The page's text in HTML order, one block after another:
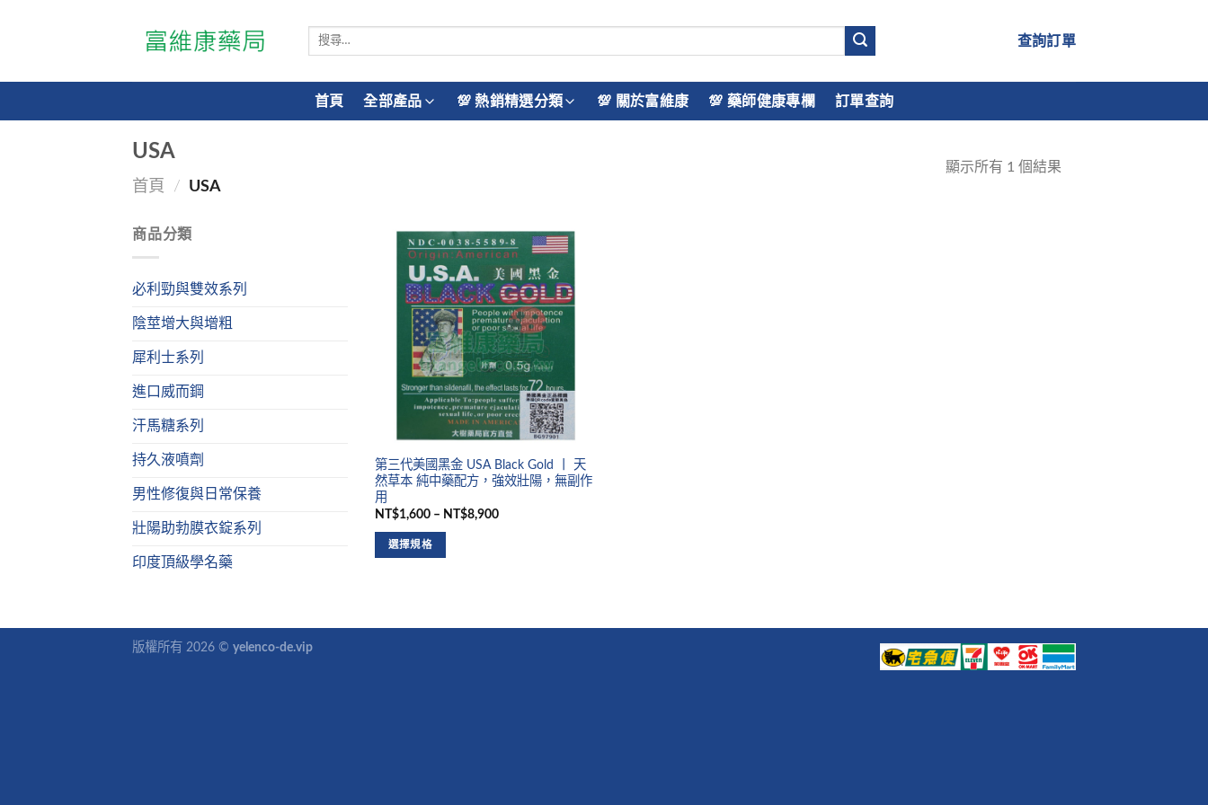
搜
鍵
字:
查詢訂單
首頁 全部產品 💯 熱銷精選分類 💯 關於富維康 💯 藥師健康專欄 訂單查詢
USA
首頁 / USA
顯示所有 1 個結果
商品分類
必利勁與雙效系列
陰莖增大與增粗
犀利士系列
進口威而鋼
汗馬糖系列
持久液噴劑
男性修復與日常保養
壯陽助勃膜衣錠系列
印度頂級學名藥
第三代美國黑金 USA Black Gold 丨 天
然草本 純中藥配方，強效壯陽，無副作
用
NT$1,600 – NT$8,900
選擇規格
版權所有 2026 © yelenco-de.vip